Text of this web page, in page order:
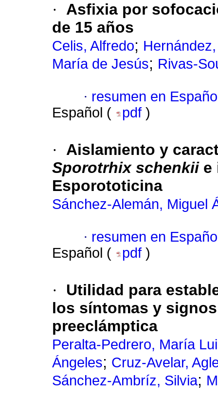
·
Asfixia por
de 15 años
Celis, Alfredo;
María de Jesús; Rivas-
· resumen en
Español (
pdf )
·
Aislamiento y
Sporotrhix schenkii e
Esporototicina
Sánchez-Alemán, Miguel
· resumen en
Español (
pdf )
·
Utilidad para
los síntomas y
preeclámptica
Peralta-Pedrero, María
Ángeles; Cruz-Avelar,
Sánchez-Ambríz, Silvia;